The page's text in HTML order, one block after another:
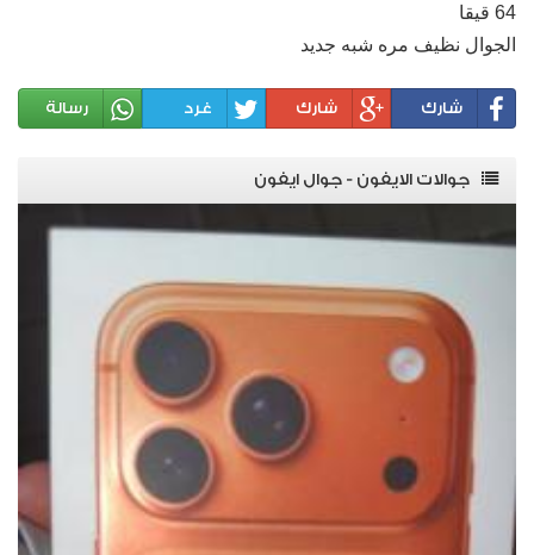
64 قيقا
الجوال نظيف مره شبه جديد
شارك شارك غرد رسالة
جوالات الايفون - جوال ايفون